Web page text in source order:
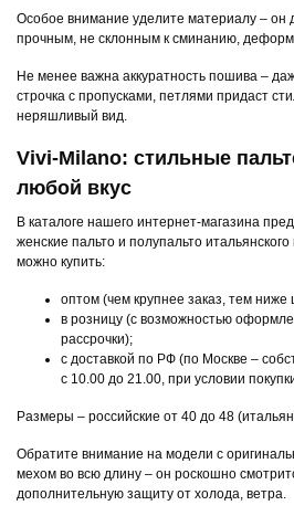
Особое внимание уделите материалу –
прочным, не склонным к сминанию,
Не менее важна аккуратность пошива –
строчка с пропусками, петлями придаст
неряшливый вид.
Vivi-Milano: стильные
любой вкус
В каталоге нашего интернет-магазина
женские пальто и полупальто
можно купить:
оптом (чем крупнее заказ, тем ниже
в розницу (с возможностью
рассрочки);
с доставкой по РФ (по Москве –
с 10.00 до 21.00, при условии
Размеры – российские от 40 до 48
Обратите внимание на модели с
мехом во всю длину – он роскошно
дополнительную защиту от холода, ветра.